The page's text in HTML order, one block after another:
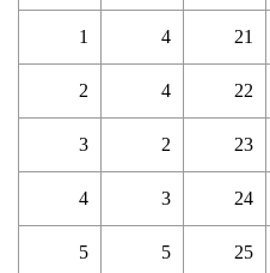
1 4 21
2 4 22
3 2 23
4 3 24
5 5 25